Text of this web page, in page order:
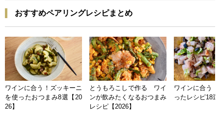
おすすめペアリングレシピまとめ
ワインに合う！ズッキーニ
を使ったおつまみ8選【20
26】
とうもろこしで作る ワイ
ンが飲みたくなるおつまみ
レシピ【2026】
ワインに合う
ったレシピ18